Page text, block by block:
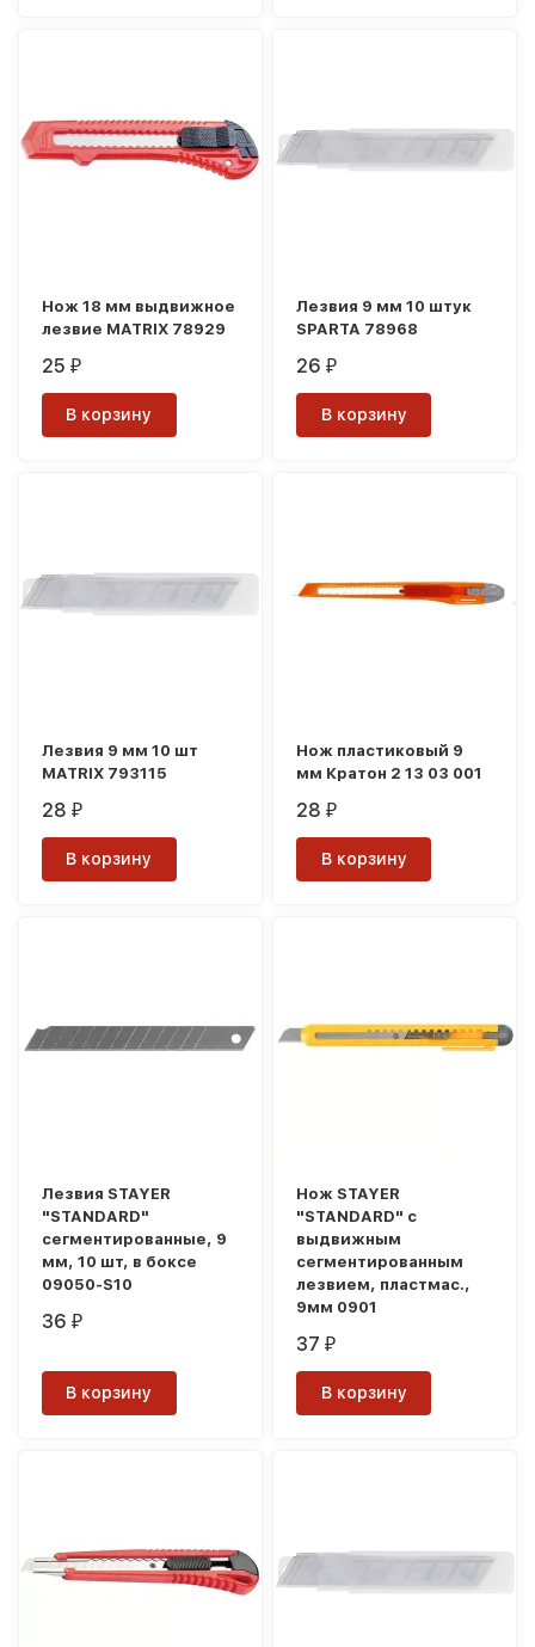
Нож 18 мм выдвижное
лезвие MATRIX 78929
25₽
В корзину
Лезвия 9 мм 10 штук
SPARTA 78968
26₽
В корзину
Лезвия 9 мм 10 шт
MATRIX 793115
28₽
В корзину
Нож пластиковый 9
мм Кратон 2 13 03 001
28₽
В корзину
Лезвия STAYER
"STANDARD"
сегментированные, 9
мм, 10 шт, в боксе
09050-S10
36₽
В корзину
Нож STAYER
"STANDARD" с
выдвижным
сегментированным
лезвием, пластмас.,
9мм 0901
37₽
В корзину